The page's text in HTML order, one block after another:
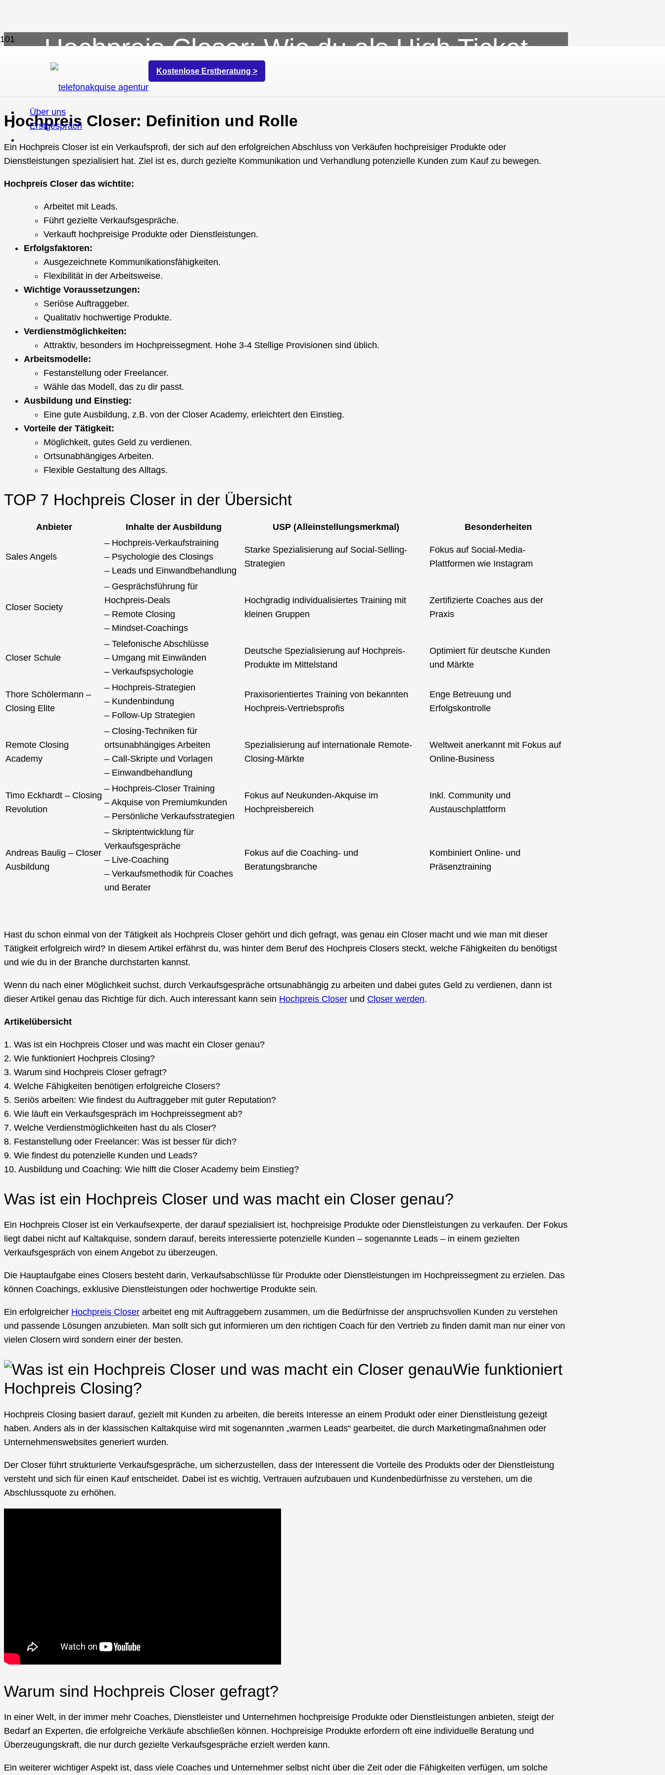
Kostenlose Erstberatung >
Über uns
Erstgespräch
Hochpreis Closer: Wie du als High Ticket
Closer gutes Geld verdienen kannst
Hochpreis Closer: Definition und Rolle
Ein Hochpreis Closer ist ein Verkaufsprofi, der sich auf den erfolgreichen Abschluss von Verkäufen hochpreisiger Produkte oder
Dienstleistungen spezialisiert hat. Ziel ist es, durch gezielte Kommunikation und Verhandlung potenzielle Kunden zum Kauf zu bewegen.
Hochpreis Closer das wichtite:
Arbeitet mit Leads.
Führt gezielte Verkaufsgespräche.
Verkauft hochpreisige Produkte oder Dienstleistungen.
Erfolgsfaktoren:
Ausgezeichnete Kommunikationsfähigkeiten.
Flexibilität in der Arbeitsweise.
Wichtige Voraussetzungen:
Seriöse Auftraggeber.
Qualitativ hochwertige Produkte.
Verdienstmöglichkeiten:
Attraktiv, besonders im Hochpreissegment. Hohe 3-4 Stellige Provisionen sind üblich.
Arbeitsmodelle:
Festanstellung oder Freelancer.
Wähle das Modell, das zu dir passt.
Ausbildung und Einstieg:
Eine gute Ausbildung, z.B. von der Closer Academy, erleichtert den Einstieg.
Vorteile der Tätigkeit:
Möglichkeit, gutes Geld zu verdienen.
Ortsunabhängiges Arbeiten.
Flexible Gestaltung des Alltags.
TOP 7 Hochpreis Closer in der Übersicht
Anbieter Inhalte der Ausbildung USP (Alleinstellungsmerkmal) Besonderheiten
Sales Angels
– Hochpreis-Verkaufstraining
– Psychologie des Closings
– Leads und Einwandbehandlung
Starke Spezialisierung auf Social-Selling-
Strategien
Fokus auf Social-Media-
Plattformen wie Instagram
Closer Society
– Gesprächsführung für
Hochpreis-Deals
– Remote Closing
– Mindset-Coachings
Hochgradig individualisiertes Training mit
kleinen Gruppen
Zertifizierte Coaches aus der
Praxis
Closer Schule
– Telefonische Abschlüsse
– Umgang mit Einwänden
– Verkaufspsychologie
Deutsche Spezialisierung auf Hochpreis-
Produkte im Mittelstand
Optimiert für deutsche Kunden
und Märkte
Thore Schölermann –
Closing Elite
– Hochpreis-Strategien
– Kundenbindung
– Follow-Up Strategien
Praxisorientiertes Training von bekannten
Hochpreis-Vertriebsprofis
Enge Betreuung und
Erfolgskontrolle
Remote Closing
Academy
– Closing-Techniken für
ortsunabhängiges Arbeiten
– Call-Skripte und Vorlagen
– Einwandbehandlung
Spezialisierung auf internationale Remote-
Closing-Märkte
Weltweit anerkannt mit Fokus auf
Online-Business
Timo Eckhardt – Closing
Revolution
– Hochpreis-Closer Training
– Akquise von Premiumkunden
– Persönliche Verkaufsstrategien
Fokus auf Neukunden-Akquise im
Hochpreisbereich
Inkl. Community und
Austauschplattform
Andreas Baulig – Closer
Ausbildung
– Skriptentwicklung für
Verkaufsgespräche
– Live-Coaching
– Verkaufsmethodik für Coaches
und Berater
Fokus auf die Coaching- und
Beratungsbranche
Kombiniert Online- und
Präsenztraining
Hast du schon einmal von der Tätigkeit als Hochpreis Closer gehört und dich gefragt, was genau ein Closer macht und wie man mit dieser
Tätigkeit erfolgreich wird? In diesem Artikel erfährst du, was hinter dem Beruf des Hochpreis Closers steckt, welche Fähigkeiten du benötigst
und wie du in der Branche durchstarten kannst.
Wenn du nach einer Möglichkeit suchst, durch Verkaufsgespräche ortsunabhängig zu arbeiten und dabei gutes Geld zu verdienen, dann ist
dieser Artikel genau das Richtige für dich. Auch interessant kann sein Hochpreis Closer und Closer werden.
Artikelübersicht
1. Was ist ein Hochpreis Closer und was macht ein Closer genau?
2. Wie funktioniert Hochpreis Closing?
3. Warum sind Hochpreis Closer gefragt?
4. Welche Fähigkeiten benötigen erfolgreiche Closers?
5. Seriös arbeiten: Wie findest du Auftraggeber mit guter Reputation?
6. Wie läuft ein Verkaufsgespräch im Hochpreissegment ab?
7. Welche Verdienstmöglichkeiten hast du als Closer?
8. Festanstellung oder Freelancer: Was ist besser für dich?
9. Wie findest du potenzielle Kunden und Leads?
10. Ausbildung und Coaching: Wie hilft die Closer Academy beim Einstieg?
Was ist ein Hochpreis Closer und was macht ein Closer genau?
Ein Hochpreis Closer ist ein Verkaufsexperte, der darauf spezialisiert ist, hochpreisige Produkte oder Dienstleistungen zu verkaufen. Der Fokus
liegt dabei nicht auf Kaltakquise, sondern darauf, bereits interessierte potenzielle Kunden – sogenannte Leads – in einem gezielten
Verkaufsgespräch von einem Angebot zu überzeugen.
Die Hauptaufgabe eines Closers besteht darin, Verkaufsabschlüsse für Produkte oder Dienstleistungen im Hochpreissegment zu erzielen. Das
können Coachings, exklusive Dienstleistungen oder hochwertige Produkte sein.
Ein erfolgreicher Hochpreis Closer arbeitet eng mit Auftraggebern zusammen, um die Bedürfnisse der anspruchsvollen Kunden zu verstehen
und passende Lösungen anzubieten. Man sollt sich gut informieren um den richtigen Coach für den Vertrieb zu finden damit man nur einer von
vielen Closern wird sondern einer der besten.
Wie funktioniert
Hochpreis Closing?
Hochpreis Closing basiert darauf, gezielt mit Kunden zu arbeiten, die bereits Interesse an einem Produkt oder einer Dienstleistung gezeigt
haben. Anders als in der klassischen Kaltakquise wird mit sogenannten „warmen Leads“ gearbeitet, die durch Marketingmaßnahmen oder
Unternehmenswebsites generiert wurden.
Der Closer führt strukturierte Verkaufsgespräche, um sicherzustellen, dass der Interessent die Vorteile des Produkts oder der Dienstleistung
versteht und sich für einen Kauf entscheidet. Dabei ist es wichtig, Vertrauen aufzubauen und Kundenbedürfnisse zu verstehen, um die
Abschlussquote zu erhöhen.
Warum sind Hochpreis Closer gefragt?
In einer Welt, in der immer mehr Coaches, Dienstleister und Unternehmen hochpreisige Produkte oder Dienstleistungen anbieten, steigt der
Bedarf an Experten, die erfolgreiche Verkäufe abschließen können. Hochpreisige Produkte erfordern oft eine individuelle Beratung und
Überzeugungskraft, die nur durch gezielte Verkaufsgespräche erzielt werden kann.
Ein weiterer wichtiger Aspekt ist, dass viele Coaches und Unternehmer selbst nicht über die Zeit oder die Fähigkeiten verfügen, um solche